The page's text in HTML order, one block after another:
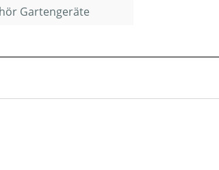
Gartengeräte